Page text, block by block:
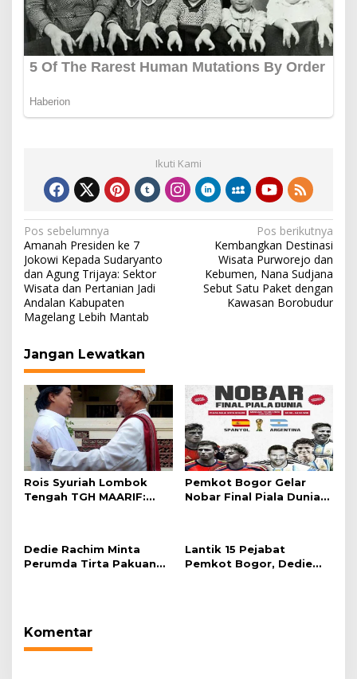
Ikuti Kami
Navigasi
pos
Pos sebelumnya
Amanah Presiden ke 7
Jokowi Kepada Sudaryanto
dan Agung Trijaya: Sektor
Wisata dan Pertanian Jadi
Andalan Kabupaten
Magelang Lebih Mantab
Pos berikutnya
Kembangkan Destinasi
Wisata Purworejo dan
Kebumen, Nana Sudjana
Sebut Satu Paket dengan
Kawasan Borobudur
Jangan Lewatkan
Rois Syuriah Lombok
Tengah TGH MAARIF:
Pemkot Bogor Gelar
Nobar Final Piala Dunia
Dedie Rachim Minta
Perumda Tirta Pakuan
Lantik 15 Pejabat
Pemkot Bogor, Dedie
Komentar